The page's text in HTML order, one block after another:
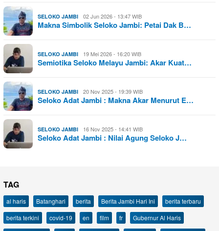
SELOKO JAMBI 02 Jun 2026 - 13:47 WIB
Makna Simbolik Seloko Jambi: Petai Dak B…
SELOKO JAMBI 19 Mei 2026 - 16:20 WIB
Semiotika Seloko Melayu Jambi: Akar Kuat…
SELOKO JAMBI 20 Nov 2025 - 19:39 WIB
Seloko Adat Jambi : Makna Akar Menurut E…
SELOKO JAMBI 16 Nov 2025 - 14:41 WIB
Seloko Adat Jambi : Nilai Agung Seloko J…
TAG
al haris Batanghari berita Berita Jambi Hari Ini
berita terbaru
berita terkini
covid-19 en film fr
Gubernur Al Haris